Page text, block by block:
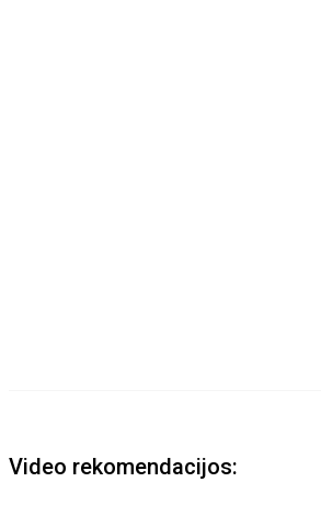
Video rekomendacijos: